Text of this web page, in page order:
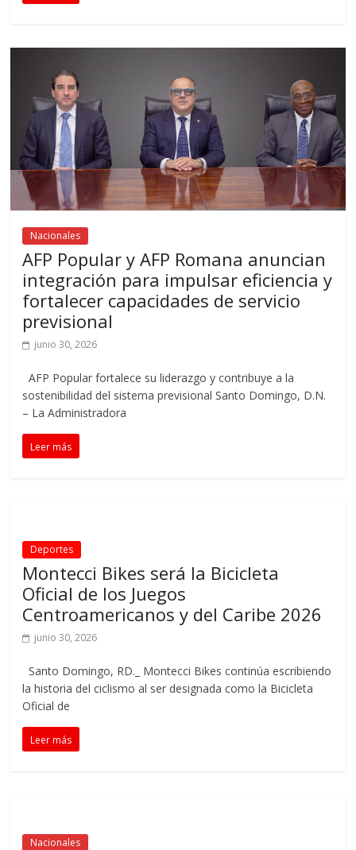
Nacionales
AFP Popular y AFP Romana anuncian
integración para impulsar eficiencia y
fortalecer capacidades de servicio
previsional
junio 30, 2026
AFP Popular fortalece su liderazgo y contribuye a la
sostenibilidad del sistema previsional Santo Domingo, D.N.
– La Administradora
Leer más
Deportes
Montecci Bikes será la Bicicleta
Oficial de los Juegos
Centroamericanos y del Caribe 2026
junio 30, 2026
Santo Domingo, RD._ Montecci Bikes continúa escribiendo
la historia del ciclismo al ser designada como la Bicicleta
Oficial de
Leer más
Nacionales